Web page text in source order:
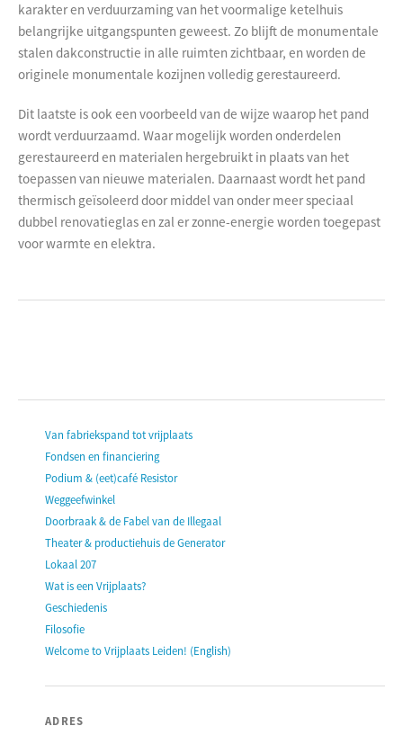
karakter en verduurzaming van het voormalige ketelhuis
belangrijke uitgangspunten geweest. Zo blijft de monumentale
stalen dakconstructie in alle ruimten zichtbaar, en worden de
originele monumentale kozijnen volledig gerestaureerd.
Dit laatste is ook een voorbeeld van de wijze waarop het pand
wordt verduurzaamd. Waar mogelijk worden onderdelen
gerestaureerd en materialen hergebruikt in plaats van het
toepassen van nieuwe materialen. Daarnaast wordt het pand
thermisch geïsoleerd door middel van onder meer speciaal
dubbel renovatieglas en zal er zonne-energie worden toegepast
voor warmte en elektra.
Van fabriekspand tot vrijplaats
Fondsen en financiering
Podium & (eet)café Resistor
Weggeefwinkel
Doorbraak & de Fabel van de Illegaal
Theater & productiehuis de Generator
Lokaal 207
Wat is een Vrijplaats?
Geschiedenis
Filosofie
Welcome to Vrijplaats Leiden! (English)
ADRES